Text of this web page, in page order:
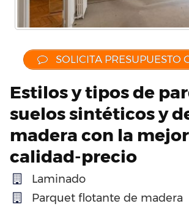
SOLICITA PRESUPUESTO
Estilos y tipos de
suelos sintéticos y
madera con la
calidad-precio
Laminado
Parquet flotante de madera